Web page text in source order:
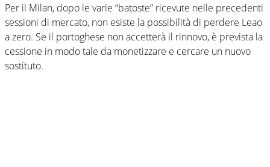
Per il Milan, dopo le varie “batoste” ricevute nelle precedenti
sessioni di mercato, non esiste la possibilità di perdere Leao
a zero. Se il portoghese non accetterà il rinnovo, è prevista la
cessione in modo tale da monetizzare e cercare un nuovo
sostituto.